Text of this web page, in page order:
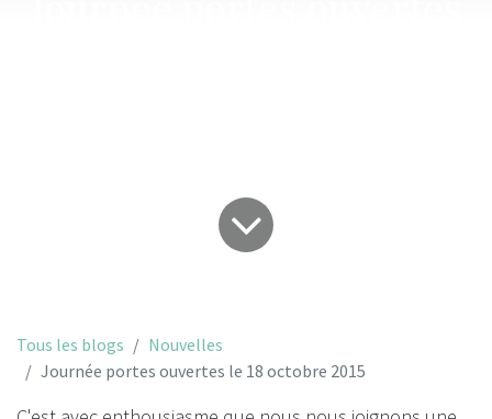
Tous les blogs
Nouvelles
Journée portes ouvertes le 18 octobre 2015